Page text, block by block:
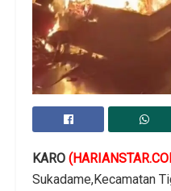
KARO
Sukadame,Kecamatan